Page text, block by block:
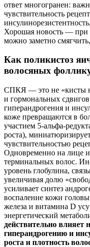
ответ многогранен:
чувствительность
Хорошая новость — при
можно заметно
Как поликистоз
волосяных
СПКЯ — это не «кисты
и гормональных
гиперандрогения и
коже превращаются в
участием
роста),
чувствительностью
Одновременно на лице и
терминальных волос.
уровень глобулина,
увеличивая долю
усиливает синтез
воспаление кожи
железа и витамина D
энергетический
действительно влияет
гиперандрогению и
роста и плотность